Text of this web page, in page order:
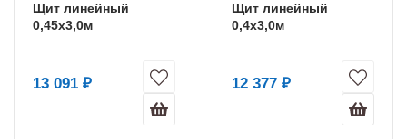
Щит линейный
0,45х3,0м
13 091 ₽
Щит линейный
0,4х3,0м
12 377 ₽